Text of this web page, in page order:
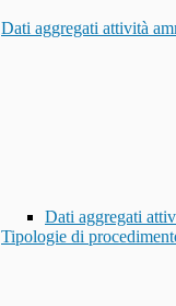
Dati aggregati attività
Dati aggregati
Tipologie di